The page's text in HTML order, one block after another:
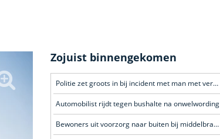
Zojuist binnengekomen
Politie zet groots in bij incident met man met verward gedrag
Automobilist rijdt tegen bushalte na onwelwording
Bewoners uit voorzorg naar buiten bij middelbrand in flatwoning